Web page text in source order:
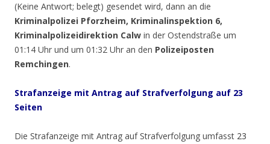
(Keine Antwort; belegt) gesendet wird, dann an die
Kriminalpolizei Pforzheim, Kriminalinspektion 6,
Kriminalpolizeidirektion Calw in der Ostendstraße um
01:14 Uhr und um 01:32 Uhr an den Polizeiposten
Remchingen.
Strafanzeige mit Antrag auf Strafverfolgung auf 23
Seiten
Die Strafanzeige mit Antrag auf Strafverfolgung umfasst 23